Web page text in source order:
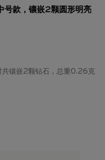
款，镶嵌2颗圆形明亮
镶嵌2颗钻石，总重0.26克